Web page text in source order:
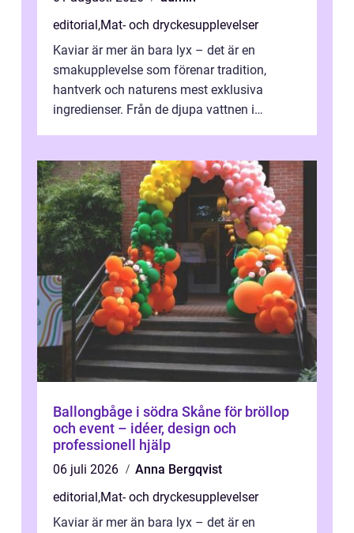
editorial,Mat- och dryckesupplevelser
Kaviar är mer än bara lyx – det är en
smakupplevelse som förenar tradition,
hantverk och naturens mest exklusiva
ingredienser. Från de djupa vattnen i
Ballongbåge i södra Skåne för bröllop
och event – idéer, design och
professionell hjälp
06 juli 2026
Anna Bergqvist
editorial,Mat- och dryckesupplevelser
Kaviar är mer än bara lyx – det är en